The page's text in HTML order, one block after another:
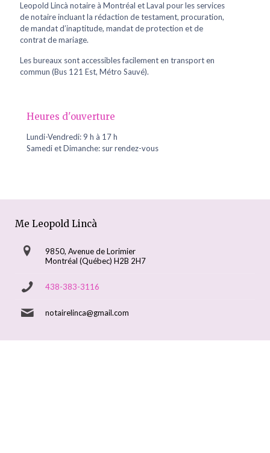
Leopold Lincà notaire à Montréal et Laval pour les services
de notaire incluant la rédaction de testament, procuration,
de mandat d’inaptitude, mandat de protection et de
contrat de mariage.
Les bureaux sont accessibles facilement en transport en
commun (Bus 121 Est, Métro Sauvé).
Heures d'ouverture
Lundi-Vendredi: 9 h à 17 h
Samedi et Dimanche: sur rendez-vous
Me Leopold Lincà
9850, Avenue de Lorimier
Montréal (Québec) H2B 2H7
438-383-3116
notairelinca@gmail.com